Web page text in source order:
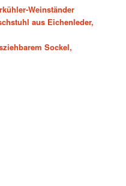
Weinständer
aus Eichenleder,
Sockel,